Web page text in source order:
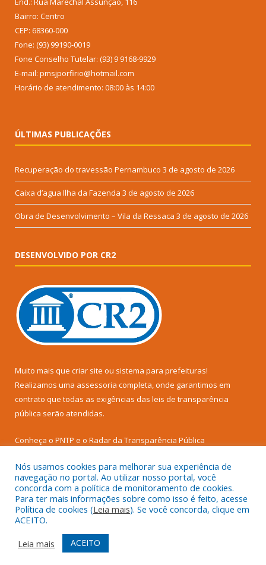
Bairro: Centro
CEP: 68360-000
Fone: (93) 99190-0019
Fone Conselho Tutelar: (93) 9 9168-9929
E-mail: pmsjporfirio@hotmail.com
Horário de atendimento: 08:00 às 14:00
ÚLTIMAS PUBLICAÇÕES
Recuperação do travessão Pernambuco 3 de agosto de 2026
Caixa d’agua Ilha da Fazenda 3 de agosto de 2026
Obra de Desenvolvimento – Vila da Ressaca 3 de agosto de 2026
DESENVOLVIDO POR CR2
Muito mais que criar site ou sistema para prefeituras!
Realizamos uma assessoria completa, onde garantimos em
contrato que todas as exigências das leis de transparência
pública serão atendidas.
Conheça o PNTP e o Radar da Transparência Pública
Todos os direitos reservados a Prefeitura Municipal de Senador
José Porfírio.
Mapa do Site
Acessar Área Administrativa
Acessar Webmail
Nós usamos cookies para melhorar sua experiência de
navegação no portal. Ao utilizar nosso portal, você
concorda com a política de monitoramento de cookies.
Para ter mais informações sobre como isso é feito, acesse
Política de cookies (Leia mais). Se você concorda, clique em
ACEITO.
Leia mais
ACEITO